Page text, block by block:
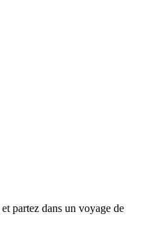
partez dans un voyage de